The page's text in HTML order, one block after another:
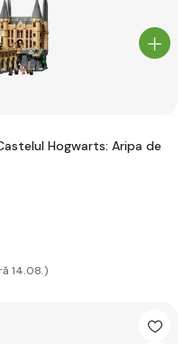
Hogwarts: Aripa de
14.08.)